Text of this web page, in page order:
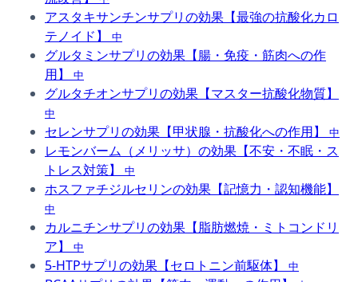
アスタキサンチンサプリの効果【最強の抗酸化カロ
テノイド】
中
グルタミンサプリの効果【腸・免疫・筋肉への作
用】
中
グルタチオンサプリの効果【マスター抗酸化物質】
中
セレンサプリの効果【甲状腺・抗酸化への作用】 中
レモンバーム（メリッサ）の効果【不安・不眠・ス
トレス対策】
中
ホスファチジルセリンの効果【記憶力・認知機能】
中
カルニチンサプリの効果【脂肪燃焼・ミトコンドリ
ア】
中
5-HTPサプリの効果【セロトニン前駆体】 中